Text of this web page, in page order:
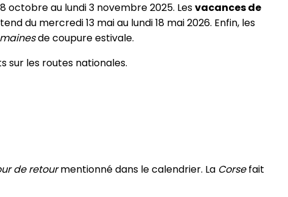
octobre au lundi 3 novembre 2025. Lesvacances de
du mercredi 13 mai au lundi 18 mai 2026. Enfin, les
de coupure estivale.
sur les routes nationales.
de retourmentionné dans le calendrier. La Corsefait